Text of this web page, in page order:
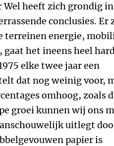
heeft zich grondig in
conclusies. Er
terreinen energie,
het ineens heel
elke twee jaar een
dat nog weinig voor,
omhoog, zoals
groei kunnen wij ons
uitlegt
papier is